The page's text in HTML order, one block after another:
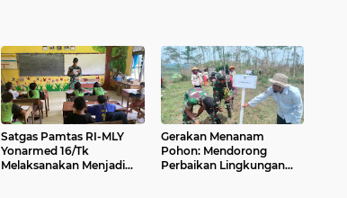
Satgas Pamtas RI-MLY
Yonarmed 16/Tk
Melaksanakan Menjadi
Gerakan Menanam
Pohon: Mendorong
Perbaikan Lingkungan